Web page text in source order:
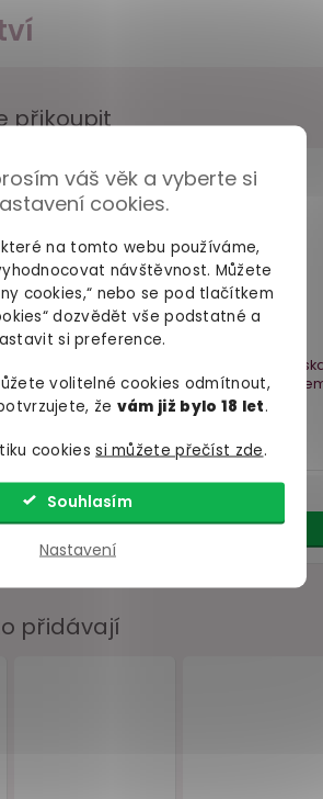
váš věk a vyberte si
cookies.
na tomto webu používáme,
návštěvnost. Můžete
cookies,“ nebo se pod tlačítkem
dozvědět vše podstatné a
si preference.
volitelné cookies odmítnout,
že vám již bylo 18 let.
cookiessi můžete přečíst zde.
Nastavení
Souhlasím
přikoupit
přidávají